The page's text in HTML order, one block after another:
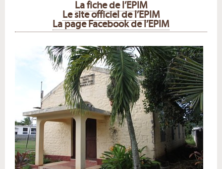
La fiche de l’EPIM
Le site officiel de l’EPIM
La page Facebook de l’EPIM